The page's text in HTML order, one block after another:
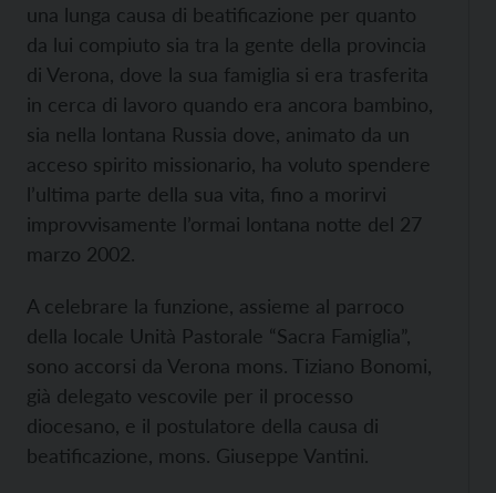
una lunga causa di beatificazione per quanto
da lui compiuto sia tra la gente della provincia
di Verona, dove la sua famiglia si era trasferita
in cerca di lavoro quando era ancora bambino,
sia nella lontana Russia dove, animato da un
acceso spirito missionario, ha voluto spendere
l’ultima parte della sua vita, fino a morirvi
improvvisamente l’ormai lontana notte del 27
marzo 2002.
A celebrare la funzione, assieme al parroco
della locale Unità Pastorale “Sacra Famiglia”,
sono accorsi da Verona mons. Tiziano Bonomi,
già delegato vescovile per il processo
diocesano, e il postulatore della causa di
beatificazione, mons. Giuseppe Vantini.